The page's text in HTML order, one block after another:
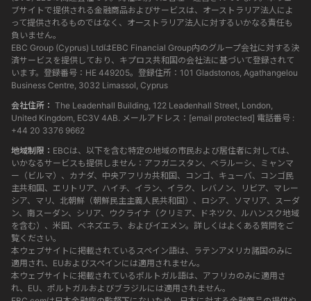
ブサイトで提供される金融商品およびサービスは、オーストラリア法人によ
って提供されるものではなく、オーストラリア法人に対するいかなる責任も
負いません。
EBC Group (Cyprus) LtdはEBC Financial Group内のグループ会社に対する決
済サービスを提供しており、キプロス共和国の会社法に基づいて登録されて
います。登録番号：HE 449205。登録住所：101 Gladstonos, Agathangelou
Business Centre, 3032 Limassol, Cyprus
会社住所： The Leadenhall Building, 122 Leadenhall Street, London,
United Kingdom, EC3V 4AB. メールアドレス： [email protected] 電話番号 :
+44 20 3376 9662
地域制限： EBCは、以下を含む特定の地域の市民および居住者に対しては、
いかなるサービスも提供しません：アフガニスタン、ベラルーシ、ミャンマ
ー（ビルマ）、カナダ、中央アフリカ共和国、コンゴ、キューバ、コンゴ民
主共和国、エリトリア、ハイチ、イラン、イラク、レバノン、リビア、マレー
シア、マリ、北朝鮮（朝鮮民主主義人民共和国）、ロシア、ソマリア、スーダ
ン、南スーダン、シリア、ウクライナ（クリミア、ドネツク、ルハンスク地域
を含む）、米国、ベネズエラ、およびイエメン。詳しくはよくある質問をご
覧ください。
本ウェブサイトに掲載されているスペイン語は、ラテンアメリカ諸国のみに
適用され、EUおよびスペインには適用されません。
本ウェブサイトに掲載されているポルトガル語は、アフリカのみに適用さ
れ、EU、ポルトガルおよびブラジルには適用されません。